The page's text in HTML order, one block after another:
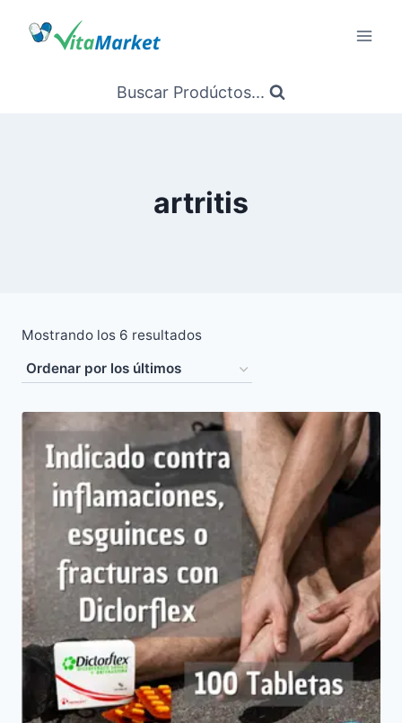
Buscar Prodúctos...
artritis
Mostrando los 6 resultadosOrdenado
los
últimos